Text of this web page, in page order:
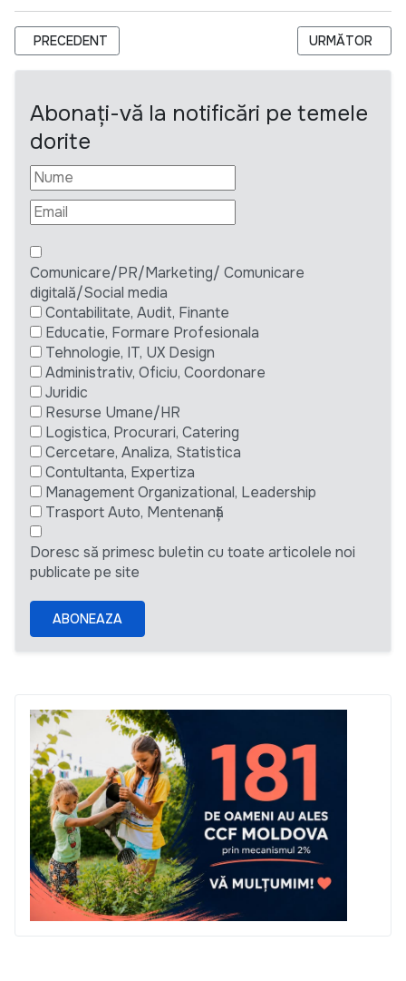
ARTICOL PRECEDENT: SOLICITARE OFERTĂ DE PREȚ
PRECEDENT ARTICOLUL
URMĂTOR
Abonați-vă la notificări pe temele
dorite
Comunicare/PR/Marketing/ Comunicare
digitală/Social media
Contabilitate, Audit, Finante
Educatie, Formare Profesionala
Tehnologie, IT, UX Design
Administrativ, Oficiu, Coordonare
Juridic
Resurse Umane/HR
Logistica, Procurari, Catering
Cercetare, Analiza, Statistica
Contultanta, Expertiza
Management Organizational, Leadership
Trasport Auto, Mentenanță
Doresc să primesc buletin cu toate articolele noi
publicate pe site
ABONEAZA